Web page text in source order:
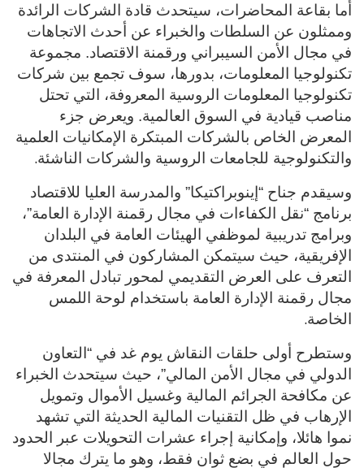
أما بقاعة المحاضرات، سيتحدث قادة الشركات الرائدة
وممثلون عن السلطات والخبراء عن أحدث الاتجاهات
في مجال الأمن السيبراني ورقمنة الاقتصاد. مجموعة
تكنولوجيا المعلومات، بدورها، سوف تجمع بين شركات
تكنولوجيا المعلومات الروسية المعروفة، التي تحتل
مناصب قيادية في السوق العالمية. ويعرض جزء
المعرض الخاص بالشركات المبتكرة الإمكانيات العلمية
والتكنولوجية للجامعات الروسية والشركات الناشئة.
وسيقدم جناح “إينوبراكتيكا” والمدرسة العليا للاقتصاد
برنامج “نقل الكفاءات في مجال رقمنة الإدارة العامة”،
وبرامج تدريبية لموظفي الهيئات العامة في البلدان
الإفريقية، حيث سيتمكن المشاركون في المنتدى من
التعرف على العرض التقديمي لمحور تبادل المعرفة في
مجال رقمنة الإدارة العامة باستخدام لوحة اللمس
الخاصة.
وستطرح أولى حلقات النقاش يوم غد في “التعاون
الدولي في مجال الأمن المالي”، حيث سيتحدث الخبراء
عن مكافحة الجرائم المالية وغسيل الأموال وتمويل
الإرهاب في ظل التقنيات المالية الحديثة التي تشهد
نموا هائلا، وإمكانية إجراء عشرات التحويلات عبر الحدود
حول العالم في بضع ثوان فقط، وهو ما يترك مجالا